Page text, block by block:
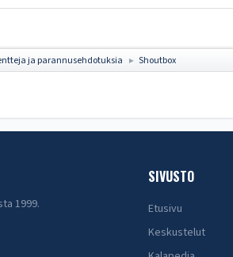
ja parannusehdotuksia ► Shoutbox
1999.
SIVUSTO
Etusivu
Keskustelut